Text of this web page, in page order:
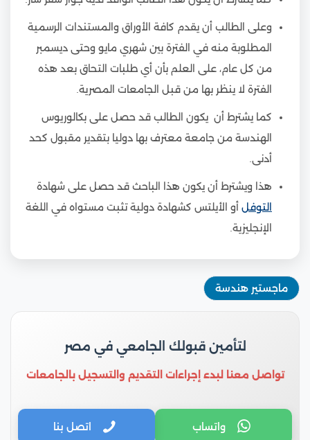
وعلى الطالب أن يقدم كافة الأوراق والمستندات الرسمية
المطلوبة منه في الفترة بين شهري مايو وحتى ديسمبر
من كل عام، على العلم بأن أي طلبات التحاق بعد هذه
الفترة لا ينظر بها من قبل الجامعات المصرية.
كما يشترط أن يكون الطالب قد حصل على بكالوريوس
الهندسة من جامعة معترف بها دوليا بتقدير مقبول كحد
أدنى.
هذا ويشترط أن يكون هذا الباحث قد حصل على شهادة
التوفل أو الأيلتس كشهادة دولية تثبت مستواه في اللغة
الإنجليزية.
ماجستير هندسة
لتأمين قبولك الجامعي في مصر
تواصل معنا لبدء إجراءات التقديم والتسجيل بالجامعات
واتساب اتصل بنا